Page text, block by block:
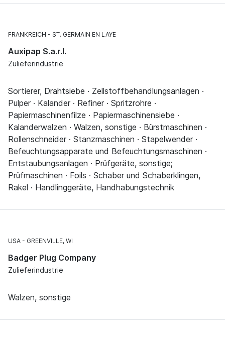
FRANKREICH ST. GERMAIN EN LAYE
Auxipap S.a.r.l.
Zulieferindustrie
Sortierer, Drahtsiebe · Zellstoffbehandlungsanlagen ·
Pulper · Kalander · Refiner · Spritzrohre ·
Papiermaschinenfilze · Papiermaschinensiebe ·
Kalanderwalzen · Walzen, sonstige · Bürstmaschinen ·
Rollenschneider · Stanzmaschinen · Stapelwender ·
Befeuchtungsapparate und Befeuchtungsmaschinen ·
Entstaubungsanlagen · Prüfgeräte, sonstige;
Prüfmaschinen · Foils · Schaber und Schaberklingen,
Rakel · Handlinggeräte, Handhabungstechnik
USA GREENVILLE, WI
Badger Plug Company
Zulieferindustrie
Walzen, sonstige